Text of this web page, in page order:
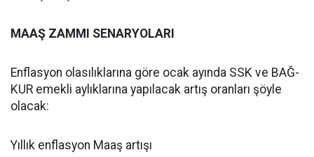
MAAŞ ZAMMI SENARYOLARI
Enflasyon olasılıklarına göre ocak ayında SSK ve BAĞ-
KUR emekli aylıklarına yapılacak artış oranları şöyle
olacak:
Yıllık enflasyon Maaş artışı